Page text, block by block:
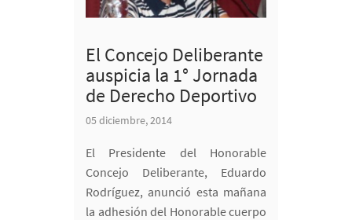
El Concejo Deliberante
auspicia la 1° Jornada
de Derecho Deportivo
05 diciembre, 2014
El Presidente del Honorable
Concejo Deliberante, Eduardo
Rodríguez, anunció esta mañana
la adhesión del Honorable cuerpo